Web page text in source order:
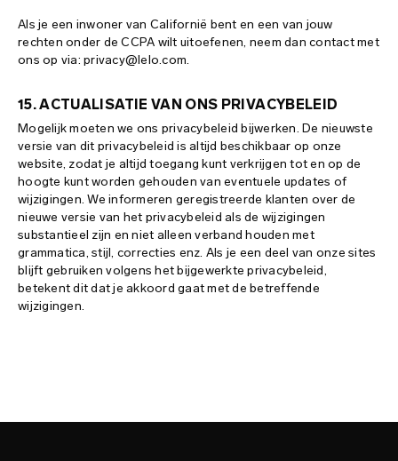
Als je een inwoner van Californië bent en een van jouw
rechten onder de CCPA wilt uitoefenen, neem dan contact met
ons op via: privacy@lelo.com.
15. ACTUALISATIE VAN ONS PRIVACYBELEID
Mogelijk moeten we ons privacybeleid bijwerken. De nieuwste
versie van dit privacybeleid is altijd beschikbaar op onze
website, zodat je altijd toegang kunt verkrijgen tot en op de
hoogte kunt worden gehouden van eventuele updates of
wijzigingen. We informeren geregistreerde klanten over de
nieuwe versie van het privacybeleid als de wijzigingen
substantieel zijn en niet alleen verband houden met
grammatica, stijl, correcties enz. Als je een deel van onze sites
blijft gebruiken volgens het bijgewerkte privacybeleid,
betekent dit dat je akkoord gaat met de betreffende
wijzigingen.